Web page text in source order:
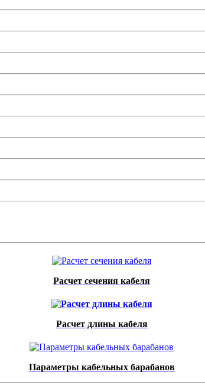
Расчет сечения кабеля
Расчет длины кабеля
Параметры кабельных барабанов